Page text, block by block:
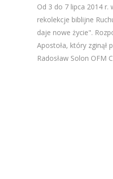
Od 3 do 7 lipca 2014 r.
rekolekcje biblijne
daje nowe życie".
Apostoła, który zginął
Radosław Solon OFM